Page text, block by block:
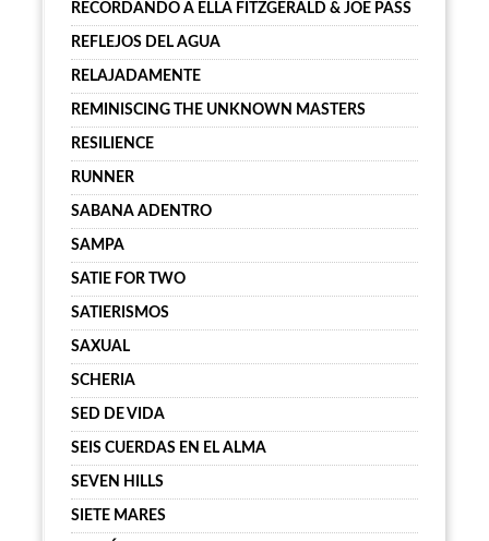
RECORDANDO A ELLA FITZGERALD & JOE PASS
REFLEJOS DEL AGUA
RELAJADAMENTE
REMINISCING THE UNKNOWN MASTERS
RESILIENCE
RUNNER
SABANA ADENTRO
SAMPA
SATIE FOR TWO
SATIERISMOS
SAXUAL
SCHERIA
SED DE VIDA
SEIS CUERDAS EN EL ALMA
SEVEN HILLS
SIETE MARES